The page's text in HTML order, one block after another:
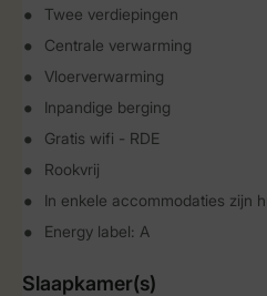
Twee verdiepingen
Centrale verwarming
Vloerverwarming
Inpandige berging
Gratis wifi - RDE
Rookvrij
In enkele accommodaties zijn
Energy label: A
Slaapkamer(s)